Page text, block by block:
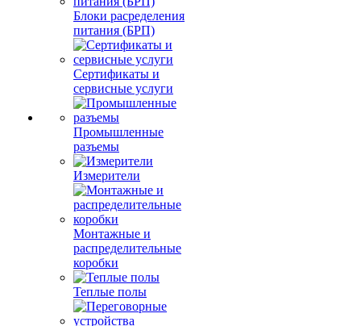
Блоки расределения
питания (БРП)
Сертификаты и
сервисные услуги
Промышленные
разъемы
Измерители
Монтажные и
распределительные
коробки
Теплые полы